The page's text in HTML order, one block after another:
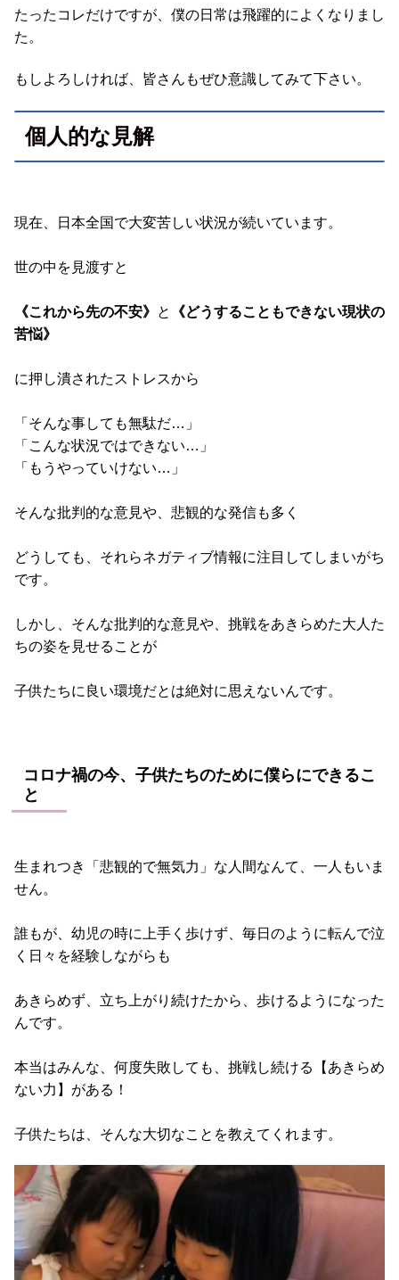
たったコレだけですが、僕の日常は飛躍的によくなりまし
た。
もしよろしければ、皆さんもぜひ意識してみて下さい。
個人的な見解
現在、日本全国で大変苦しい状況が続いています。
世の中を見渡すと
《これから先の不安》 と
《どうすることもできない現状の
苦悩》
に押し潰されたストレスから
「そんな事しても無駄だ…」
「こんな状況ではできない…」
「もうやっていけない…」
そんな批判的な意見や、悲観的な発信も多く
どうしても、それらネガティブ情報に注目してしまいがち
です。
しかし、そんな批判的な意見や、挑戦をあきらめた大人た
ちの姿を見せることが
子供たちに良い環境だとは絶対に思えないんです。
コロナ禍の今、子供たちのために僕らにできるこ
と
生まれつき「悲観的で無気力」な人間なんて、一人もいま
せん。
誰もが、幼児の時に上手く歩けず、毎日のように転んで泣
く日々を経験しながらも
あきらめず、立ち上がり続けたから、歩けるようになった
んです。
本当はみんな、何度失敗しても、挑戦し続ける【あきらめ
ない力】がある！
子供たちは、そんな大切なことを教えてくれます。